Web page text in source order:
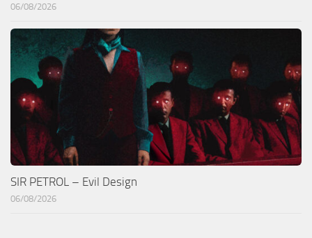
06/08/2026
SIR PETROL – Evil Design
06/08/2026